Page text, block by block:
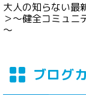
大人の知らない最
＞～健全コミュニ
～
ブログ